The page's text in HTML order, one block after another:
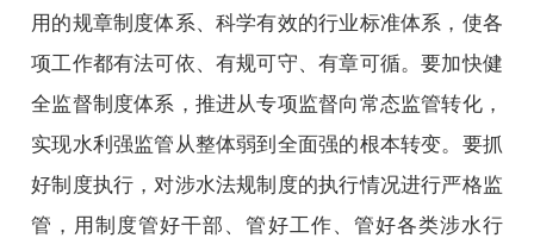
用的规章制度体系、科学有效的行业标准体系，使各
项工作都有法可依、有规可守、有章可循。要加快健
全监督制度体系，推进从专项监督向常态监管转化，
实现水利强监管从整体弱到全面强的根本转变。要抓
好制度执行，对涉水法规制度的执行情况进行严格监
管，用制度管好干部、管好工作、管好各类涉水行